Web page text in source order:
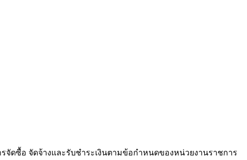
ดซื้อ จัดจ้างและรับชำระเงินตามข้อกำหนดของหน่วยงานราชการ